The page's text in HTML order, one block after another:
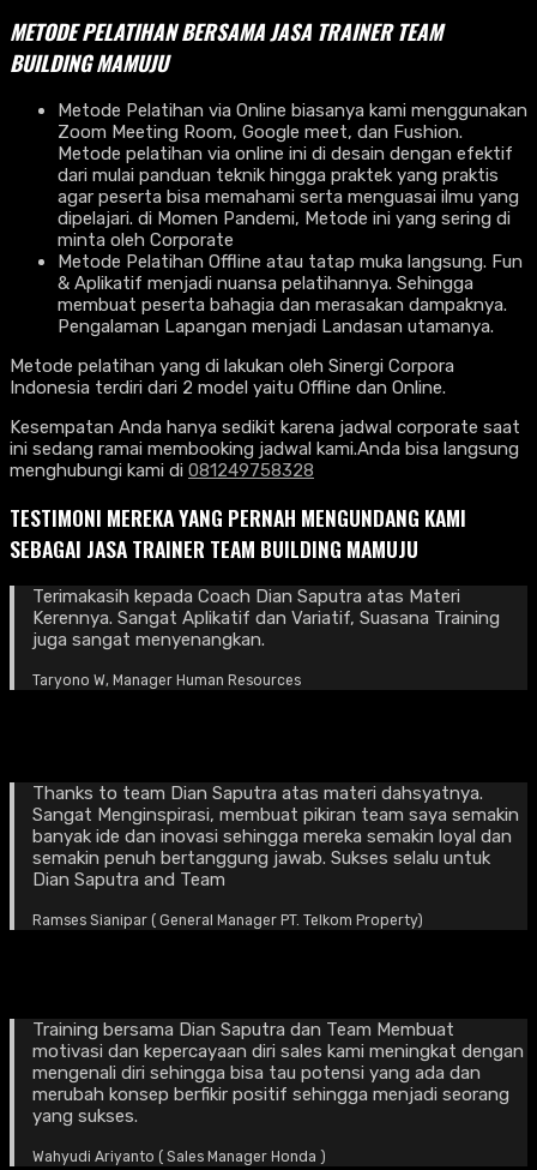
METODE PELATIHAN BERSAMA JASA TRAINER TEAM
BUILDING MAMUJU
Metode Pelatihan via Online biasanya kami menggunakan
Zoom Meeting Room, Google meet, dan Fushion.
Metode pelatihan via online ini di desain dengan efektif
dari mulai panduan teknik hingga praktek yang praktis
agar peserta bisa memahami serta menguasai ilmu yang
dipelajari. di Momen Pandemi, Metode ini yang sering di
minta oleh Corporate
Metode Pelatihan Offline atau tatap muka langsung. Fun
& Aplikatif menjadi nuansa pelatihannya. Sehingga
membuat peserta bahagia dan merasakan dampaknya.
Pengalaman Lapangan menjadi Landasan utamanya.
Metode pelatihan yang di lakukan oleh Sinergi Corpora
Indonesia terdiri dari 2 model yaitu Offline dan Online.
Kesempatan Anda hanya sedikit karena jadwal corporate saat
ini sedang ramai membooking jadwal kami.Anda bisa langsung
menghubungi kami di 081249758328
TESTIMONI MEREKA YANG PERNAH MENGUNDANG KAMI
SEBAGAI JASA TRAINER TEAM BUILDING MAMUJU
Terimakasih kepada Coach Dian Saputra atas Materi
Kerennya. Sangat Aplikatif dan Variatif, Suasana Training
juga sangat menyenangkan.
Taryono W, Manager Human Resources
Thanks to team Dian Saputra atas materi dahsyatnya.
Sangat Menginspirasi, membuat pikiran team saya semakin
banyak ide dan inovasi sehingga mereka semakin loyal dan
semakin penuh bertanggung jawab. Sukses selalu untuk
Dian Saputra and Team
Ramses Sianipar ( General Manager PT. Telkom Property)
Training bersama Dian Saputra dan Team Membuat
motivasi dan kepercayaan diri sales kami meningkat dengan
mengenali diri sehingga bisa tau potensi yang ada dan
merubah konsep berfikir positif sehingga menjadi seorang
yang sukses.
Wahyudi Ariyanto ( Sales Manager Honda )